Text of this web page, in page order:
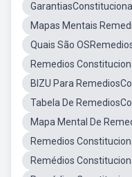
Mapas Mentais
Quais São
Remedios
BIZU Para
Tabela De
Mapa Mental De
Remedios
Remédios